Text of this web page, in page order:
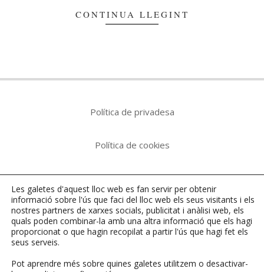
CONTINUA LLEGINT
Política de privadesa
Política de cookies
Avís legal
Tots els articles i imatges, si no s'indica el contrari,
estan sota llicènciaCreative Commonsi pertanyen a
Les galetes d'aquest lloc web es fan servir per obtenir
informació sobre l'ús que faci del lloc web els seus visitants i els
nostres partners de xarxes socials, publicitat i anàlisi web, els
quals poden combinar-la amb una altra informació que els hagi
proporcionat o que hagin recopilat a partir l'ús que hagi fet els
seus serveis.
Pot aprendre més sobre quines galetes utilitzem o desactivar-